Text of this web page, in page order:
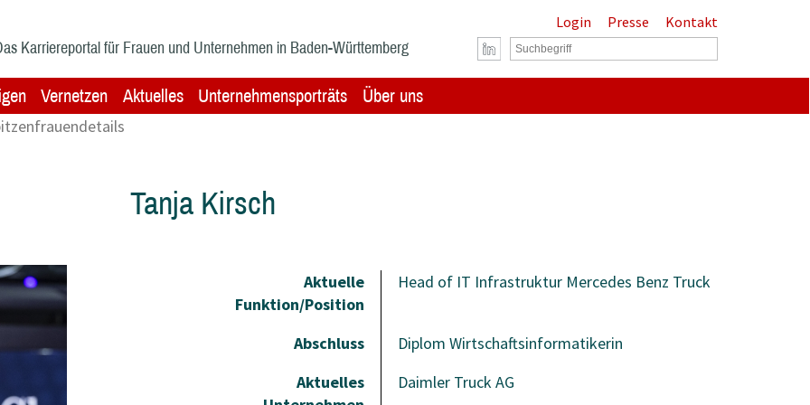
Karriereportal für Frauen und Unternehmen in Baden-Württemberg
Login Presse Kontakt
Vernetzen Aktuelles Unternehmensporträts Über uns
Tanja Kirsch
Aktuelle
Funktion/Position
Head of IT Infrastruktur Mercedes Benz Truck
Abschluss
Diplom Wirtschaftsinformatikerin
Aktuelles
Daimler Truck AG